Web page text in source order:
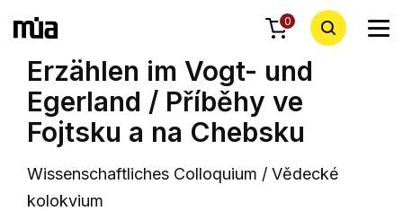
0
Erzählen im Vogt- und
Egerland / Příběhy ve
Fojtsku a na Chebsku
Wissenschaftliches Colloquium / Vědecké
kolokvium